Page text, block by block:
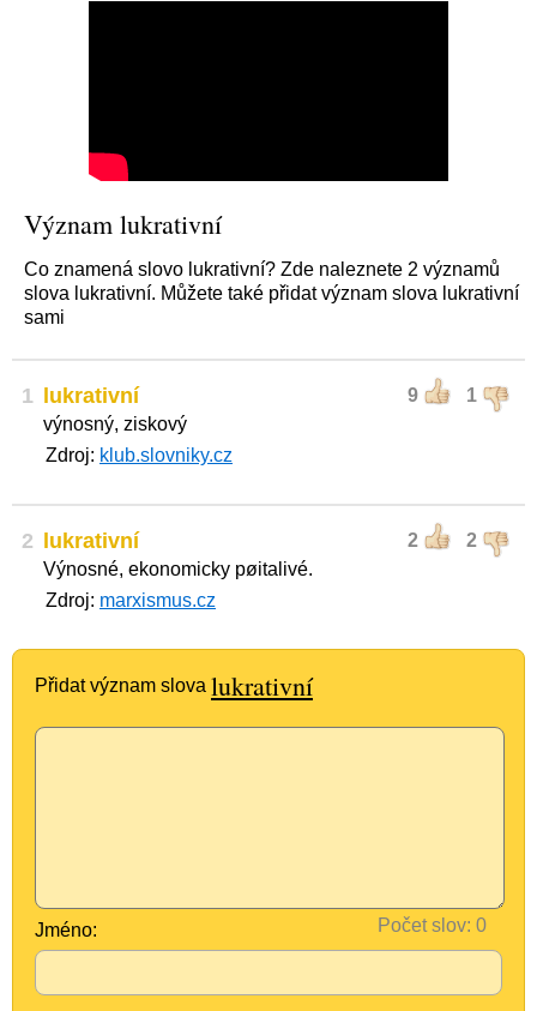
Význam lukrativní
Co znamená slovo lukrativní? Zde naleznete 2 významů
slova lukrativní. Můžete také přidat význam slova lukrativní
sami
1 9 1
lukrativní
výnosný, ziskový
Zdroj: klub.slovniky.cz
2 2 2
lukrativní
Výnosné, ekonomicky pøitalivé.
Zdroj: marxismus.cz
Přidat význam slova lukrativní
Počet slov:
Jméno: